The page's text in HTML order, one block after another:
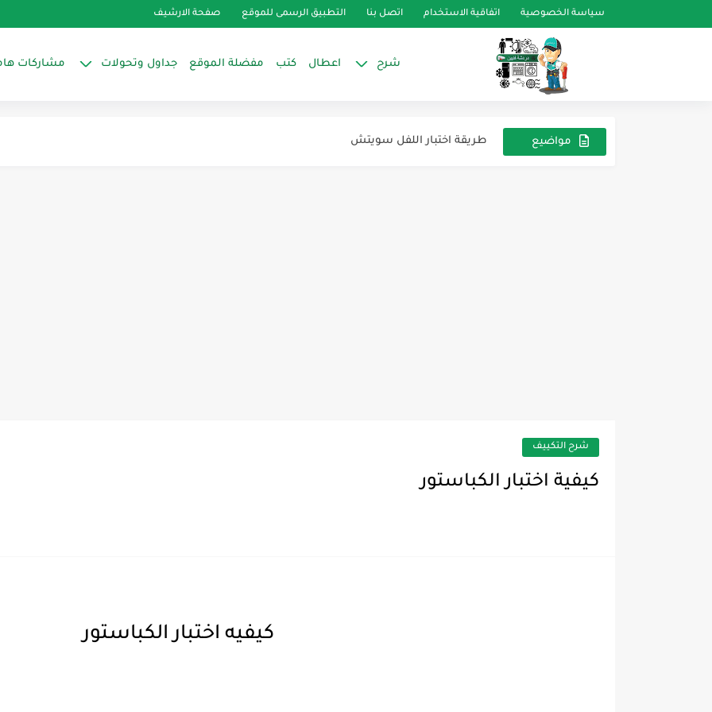
سياسة الخصوصية اتفاقية الاستخدام اتصل بنا التطبيق الرسمى للموقع صفحة الارشيف
شرح اعطال كتب مفضلة الموقع جداول وتحولات مشاركات
مواضيع طريقة اختبار اللفل سويتش
شرح التكييف
كيفية اختبار الكباستور
كيفيه اختبار الكباستور